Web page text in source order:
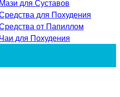
для Суставов
для Похудения
от Папиллом
для Похудения